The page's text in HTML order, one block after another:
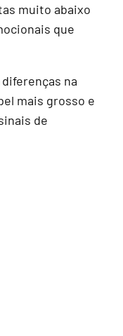
muito abaixo
que
na
mais grosso e
de